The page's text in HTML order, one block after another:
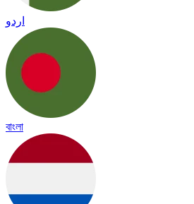
اردو
বাংলা